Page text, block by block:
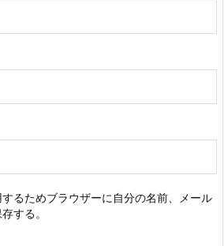
るためブラウザーに自分の名前、メール
する。